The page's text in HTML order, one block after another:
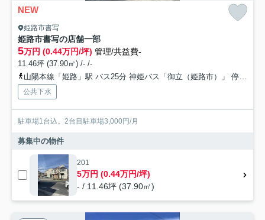
NEW
姫路市書写
姫路市書写の店舗一部
5万円 (0.44万円/坪) 管理/共益費-
11.46坪 (37.90㎡) /- /-
山陽本線「姫路」駅 バス25分 神姫バス「御立（姫路市）」 停歩2分
公共下水
駐車場1台込。2台目駐車場3,000円/月
募集中の物件
201
5万円 (0.44万円/坪)
- / 11.46坪 (37.90㎡)